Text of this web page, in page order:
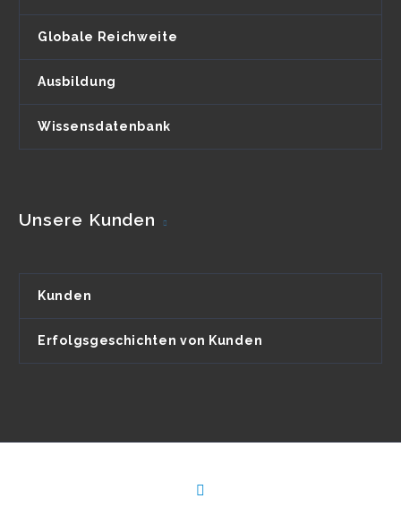
Globale Reichweite
Ausbildung
Wissensdatenbank
Unsere Kunden
Kunden
Erfolgsgeschichten von Kunden